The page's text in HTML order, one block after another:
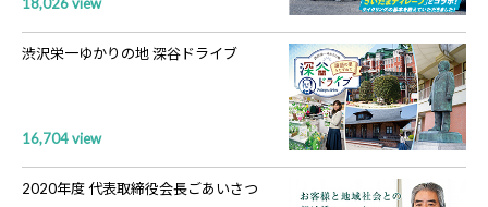
渋沢栄一ゆかりの地 深谷ドライブ
16,704 view
2020年度 代表取締役会長ごあいさつ